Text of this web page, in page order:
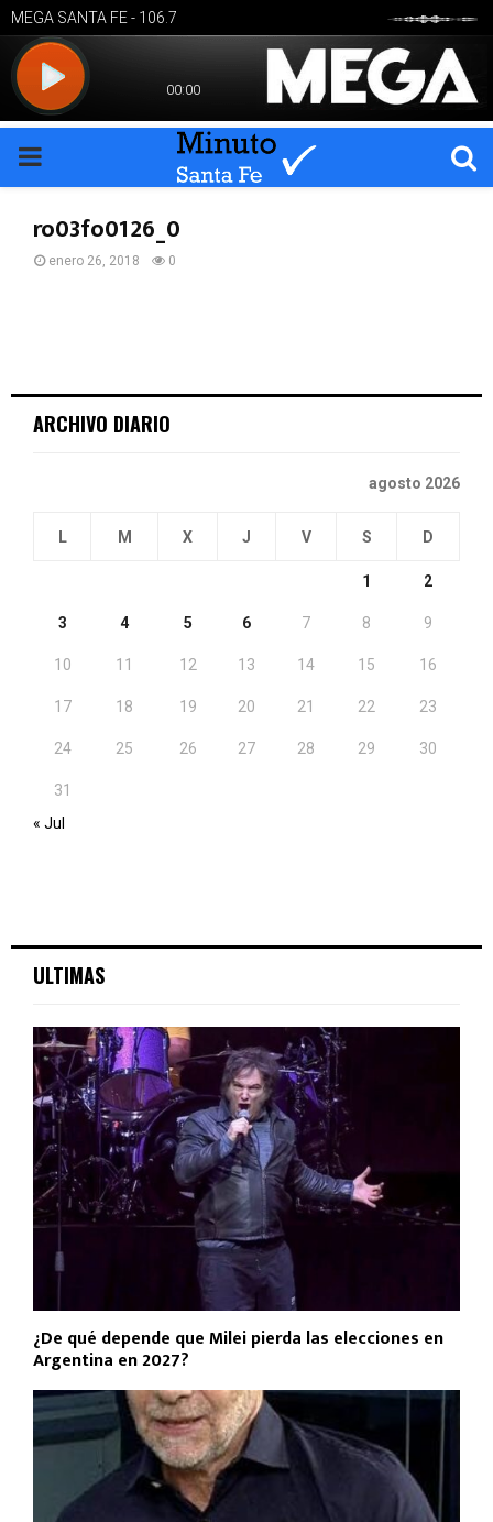
PRIMARY
MENU
ro03fo0126_0
enero 26, 2018 0
ARCHIVO DIARIO
agosto 2026
L M X J V S D
1 2
3 4 5 6 7 8 9
10 11 12 13 14 15 16
17 18 19 20 21 22 23
24 25 26 27 28 29 30
31
« Jul
ULTIMAS
¿De qué depende que Milei pierda las elecciones en
Argentina en 2027?